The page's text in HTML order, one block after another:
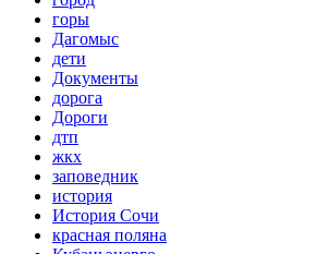
горы
Дагомыс
дети
Документы
дорога
Дороги
дтп
жкх
заповедник
история
История Сочи
красная поляна